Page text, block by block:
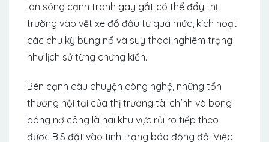
làn sóng cạnh tranh gay gắt có thể đẩy thị
trường vào vết xe đổ đầu tư quá mức, kích hoạt
các chu kỳ bùng nổ và suy thoái nghiêm trọng
như lịch sử từng chứng kiến.
Bên cạnh câu chuyện công nghệ, những tổn
thương nội tại của thị trường tài chính và bong
bóng nợ công là hai khu vực rủi ro tiếp theo
được BIS đặt vào tình trạng báo động đỏ. Việc